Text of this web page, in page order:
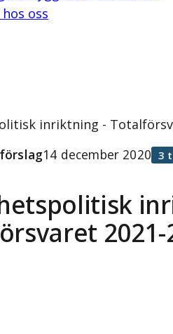
oss
inriktning -
2021-
14 december 2020 3